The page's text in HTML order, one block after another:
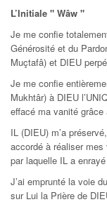
L’Initiale " Wâw "
Je me confie
Générosité et du
Muçtafâ) et DIEU
Je me confie
Mukhtâr) à DIEU
effacé ma vanité
IL (DIEU) m’a
accordé à réaliser mes
par laquelle IL a
J’ai emprunté la voie
sur Lui la Prière de